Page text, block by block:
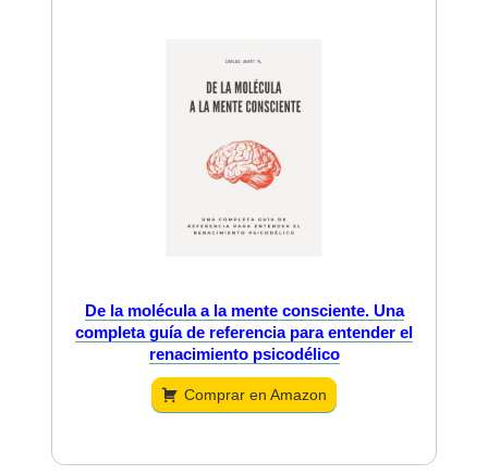
De la molécula a la mente consciente. Una
completa guía de referencia para entender el
renacimiento psicodélico
Comprar en Amazon